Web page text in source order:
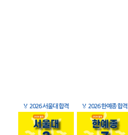
🏅 2026 서울대 합격 🏅 2026 한예종 합격